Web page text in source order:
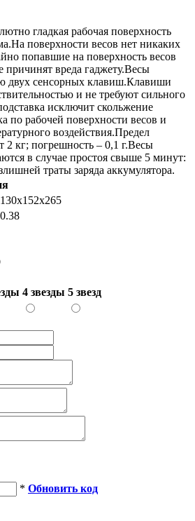
гладкая рабочая поверхность
поверхности весов нет никаких
попавшие на поверхность весов
вреда гаджету.Весы
двух сенсорных клавиш.Клавиши
и не требуют сильного
исключит скольжение
по рабочей поверхности весов и
воздействия.Предел
2 кг; погрешность – 0,1 г.Весы
в случае простоя свыше 5 минут:
траты заряда аккумулятора.
130х152х265
0.38
4 звезды 5 звезд
* Обновить код